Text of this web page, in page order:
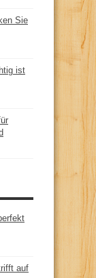
Sie
ist
auf